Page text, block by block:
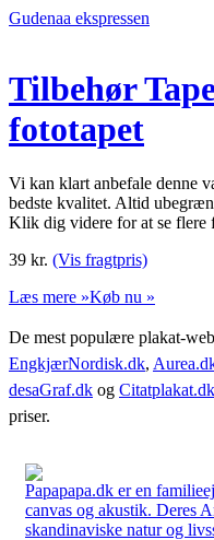
Gudenaa ekspressen
Tilbehør
fototapet
Vi kan klart anbefale denne
bedste kvalitet. Altid
Klik dig videre for at se flere
39 kr. (Vis fragtpris)
Læs mere »Køb nu »
De mest populære plakat-
EngkjærNordisk.dk,
desaGraf.dk og Citatplakat.dk
priser.
Papapapa.dk er en
canvas og akustik. Deres
skandinaviske natur og